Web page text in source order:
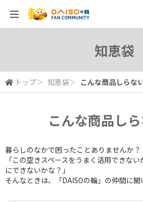
知恵袋
トップ＞ 知恵袋＞ こんな商品しらな
こんな商品し
暮らしのなかで困ったことありませんか？
「この空きスペースをうまく活用できな
にできないかな？」
そんなときは、「DAISOの輪」の仲間に聞